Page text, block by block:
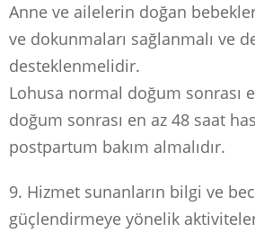
Anne ve ailelerin doğan
ve dokunmaları sağlanmalı ve
desteklenmelidir.
Lohusa normal doğum sonrası
doğum sonrası en az 48 saat
postpartum bakım almalıdır.
9. Hizmet sunanların bilgi ve
güçlendirmeye yönelik